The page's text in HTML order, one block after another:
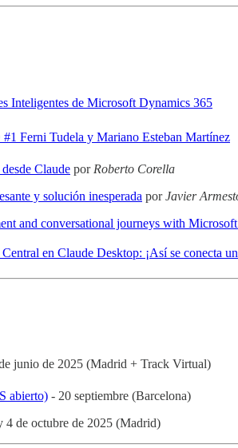
Inteligentes de Microsoft Dynamics 365
Ferni Tudela y Mariano Esteban Martínez
Claude por Roberto Corella
y solución inesperada porJavier
and conversational journeys with
en Claude Desktop: ¡Así se conecta
junio de 2025 (Madrid + Track Virtual)
abierto) - 20 septiembre (Barcelona)
4 de octubre de 2025 (Madrid)